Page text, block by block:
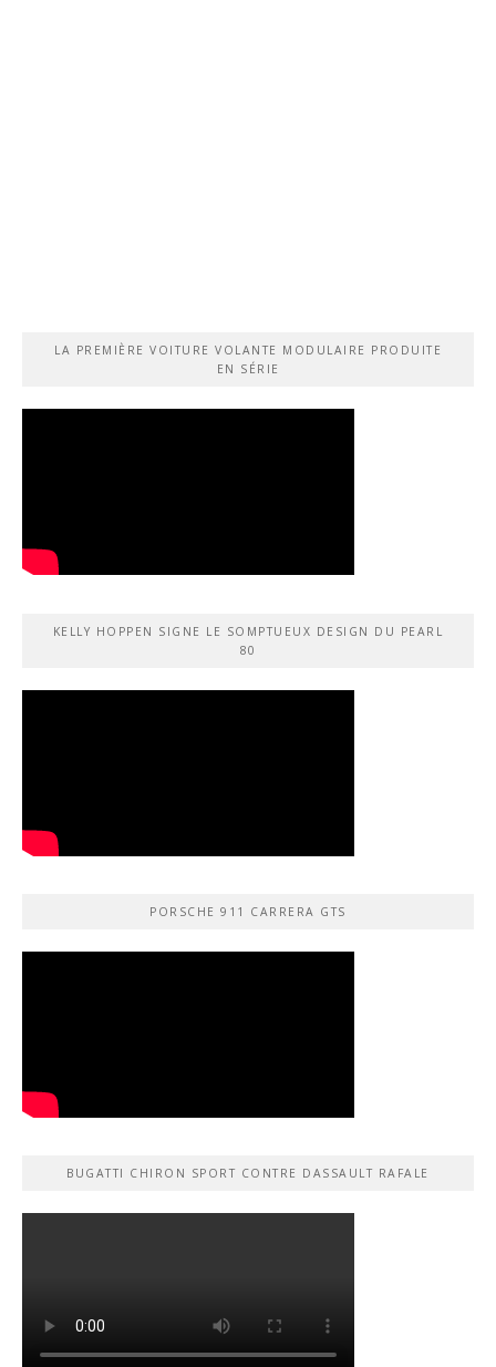
LA PREMIÈRE VOITURE VOLANTE MODULAIRE PRODUITE
EN SÉRIE
KELLY HOPPEN SIGNE LE SOMPTUEUX DESIGN DU PEARL
80
PORSCHE 911 CARRERA GTS
BUGATTI CHIRON SPORT CONTRE DASSAULT RAFALE